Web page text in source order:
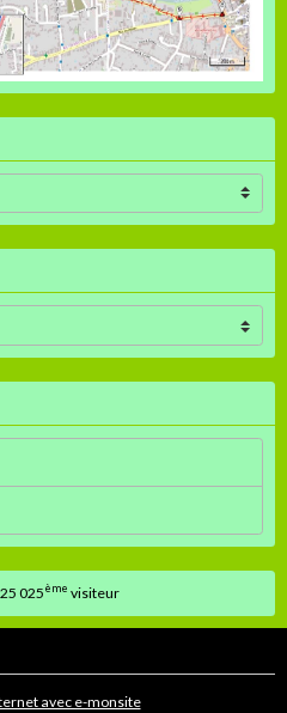
025ème visiteur
avec e-monsite